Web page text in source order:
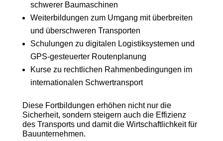
schwerer Baumaschinen
Weiterbildungen zum Umgang mit überbreiten
und überschweren Transporten
Schulungen zu digitalen Logistiksystemen und
GPS-gesteuerter Routenplanung
Kurse zu rechtlichen Rahmenbedingungen im
internationalen Schwertransport
Diese Fortbildungen erhöhen nicht nur die
Sicherheit, sondern steigern auch die Effizienz
des Transports und damit die Wirtschaftlichkeit für
Bauunternehmen.